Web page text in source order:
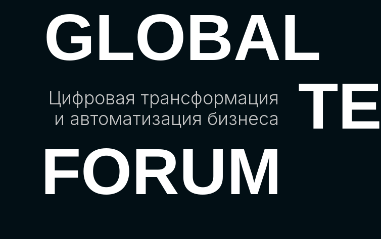
GLOBAL
FORUM
Цифровая трансформация
и автоматизация бизнеса